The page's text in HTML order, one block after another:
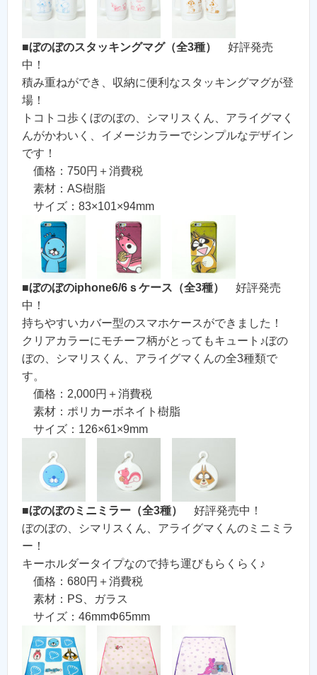
■ぼのぼのスタッキングマグ（全3種）
好評発売
中！
積み重ねができ、収納に便利なスタッキングマグが登
場！
トコトコ歩くぼのぼの、シマリスくん、アライグマく
んがかわいく、イメージカラーでシンプルなデザイン
です！
価格：750円＋消費税
素材：AS樹脂
サイズ：83×101×94mm
■ぼのぼのiphone6/6ｓケース（全3種）
好評発売
中！
持ちやすいカバー型のスマホケースができました！
クリアカラーにモチーフ柄がとってもキュート♪ぼの
ぼの、シマリスくん、アライグマくんの全3種類で
す。
価格：2,000円＋消費税
素材：ポリカーボネイト樹脂
サイズ：126×61×9mm
■ぼのぼのミニミラー（全3種）
好評発売中！
ぼのぼの、シマリスくん、アライグマくんのミニミラ
ー！
キーホルダータイプなので持ち運びもらくらく♪
価格：680円＋消費税
素材：PS、ガラス
サイズ：46mmΦ65mm